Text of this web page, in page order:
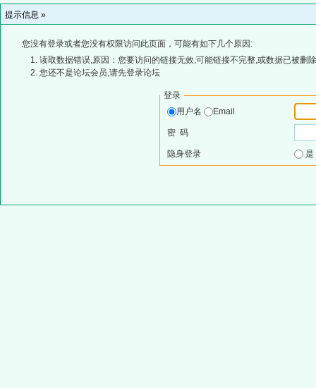
提示信息 »
您没有登录或者您没有权限访问此页面，可能有如下几个原因:
读取数据错误,原因：您要访问的链接无效,可能链接不完整,或数据已被删
您还不是论坛会员,请先登录论坛
登录
用户名
Email
密 码
隐身登录